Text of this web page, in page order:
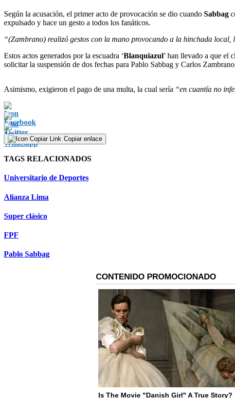
Según la acusación, el primer acto de provocación se dio cuando Sabbag
expulsado y hace un gesto a todos los fanáticos.
“(Zambrano) realizó gestos con la mano provocando a la hinchada local,
Estos actos generados por la escuadra ‘Blanquiazul’ han llevado a que el
solicitar la suspensión de dos fechas para Pablo Sabbag y Carlos
Asimismo, exigieron el pago de una multa, la cual sería “en cuantía no
Copiar enlace
TAGS RELACIONADOS
Universitario de Deportes
Alianza Lima
Super clásico
FPF
Pablo Sabbag